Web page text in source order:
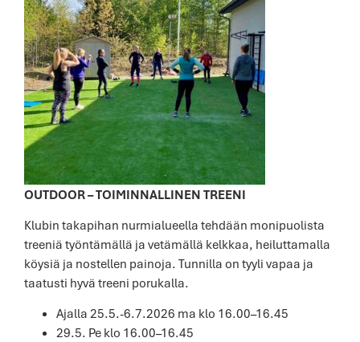
OUTDOOR – TOIMINNALLINEN TREENI
Klubin takapihan nurmialueella tehdään monipuolista
treeniä työntämällä ja vetämällä kelkkaa, heiluttamalla
köysiä ja nostellen painoja. Tunnilla on tyyli vapaa ja
taatusti hyvä treeni porukalla.
Ajalla 25.5.-6.7.2026 ma klo 16.00–16.45
29.5. Pe klo 16.00–16.45